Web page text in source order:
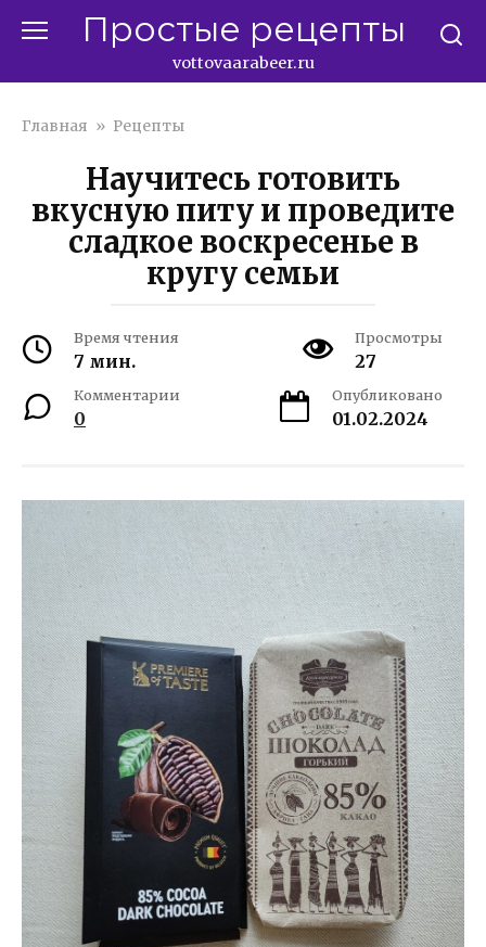
Простые рецепты
vottovaarabeer.ru
Главная » Рецепты
Научитесь готовить
вкусную питу и проведите
сладкое воскресенье в
кругу семьи
Время чтения
7 мин.
Просмотры
27
Комментарии
0
Опубликовано
01.02.2024